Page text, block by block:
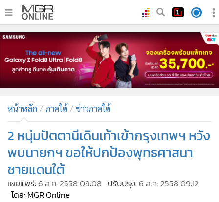
• หน้าหลัก
ทันเหตุการณ์
ภาคใต้
• ภูมิภาค
• บันเทิง
ผู้จัดการรายวัน
• คอลัมนิสต์
• ละคร
• CbizReview
• Cyber BIZ
หน้าหลัก ภาคใต้ ข่าวภาคใต้
2 หนุ่มปัตตานีเดินเท้าเข้ากรุงเทพฯ หวัง
พบนายกฯ ขอให้ปกป้องพุทธศาสนา
ชายแดนใต้
เผยแพร่:6 ส.ค. 2558 09:08 ปรับปรุง:6 ส.ค. 2558 09:12
โดย: MGR Online